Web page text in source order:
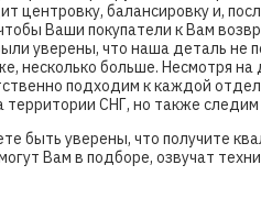
центровку, балансировку и,
Ваши покупатели к Вам
уверены, что наша деталь
несколько больше. Несмотря
подходим к каждой
СНГ, но также
быть уверены, что получите
Вам в подборе, озвучат